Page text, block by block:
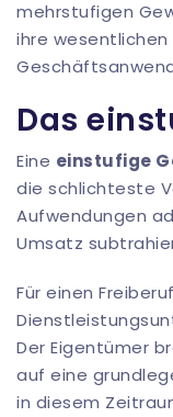
Das
Eine einstufige
die schlichteste
Aufwendungen
Umsatz
Für einen
Der Eigentümer
auf eine
in diesem